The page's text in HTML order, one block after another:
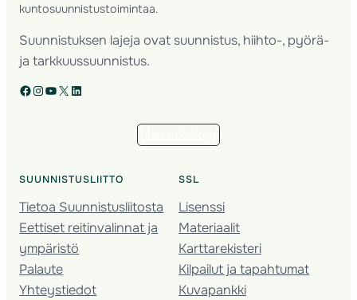
kuntosuunnistustoimintaa.
Suunnistuksen lajeja ovat suunnistus, hiihto-, pyörä-
ja tarkkuussuunnistus.
Facebook Instagram YouTube X LinkedIn
SUUNNISTUSLIITTO
Tietoa Suunnistusliitosta
Eettiset reitinvalinnat ja
ympäristö
Palaute
Yhteystiedot
SSL
Lisenssi
Materiaalit
Karttarekisteri
Kilpailut ja tapahtumat
Kuvapankki